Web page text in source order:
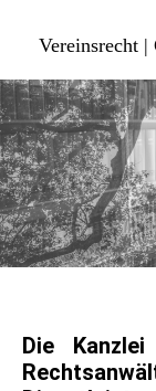
Vereinsrecht |
Die